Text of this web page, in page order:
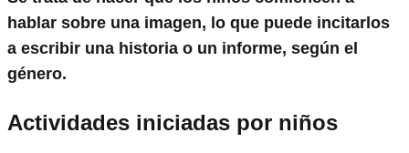
hablar sobre una imagen, lo que puede incitarlos
a escribir una historia o un informe, según el
género.
Actividades iniciadas por niños